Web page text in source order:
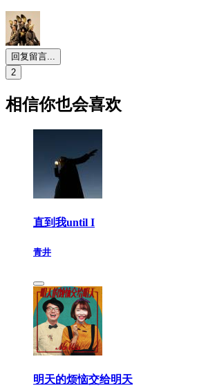
回复留言...
2
相信你也会喜欢
直到我until I
青井
明天的烦恼交给明天